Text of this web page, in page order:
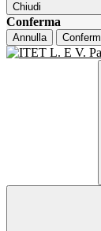
Chiudi
Conferma
Annulla